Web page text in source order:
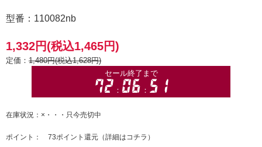
型番：110082nb
1,332円(税込1,465円)
定価： 1,480円(税込1,628円)
在庫状況：×・・・只今売切中
ポイント： 73ポイント還元（詳細はコチラ ）